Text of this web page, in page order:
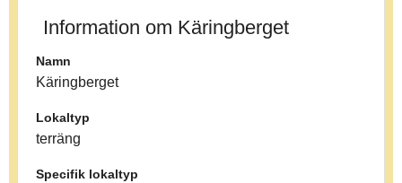
Information om Käringberget
Namn
Käringberget
Lokaltyp
terräng
Specifik lokaltyp